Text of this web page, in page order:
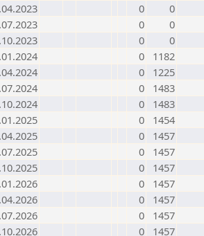
0
0
0
0
0
0
0
1182
0
1225
0
1483
0
1483
0
1454
0
1457
0
1457
0
1457
0
1457
0
1457
0
1457
0 1457